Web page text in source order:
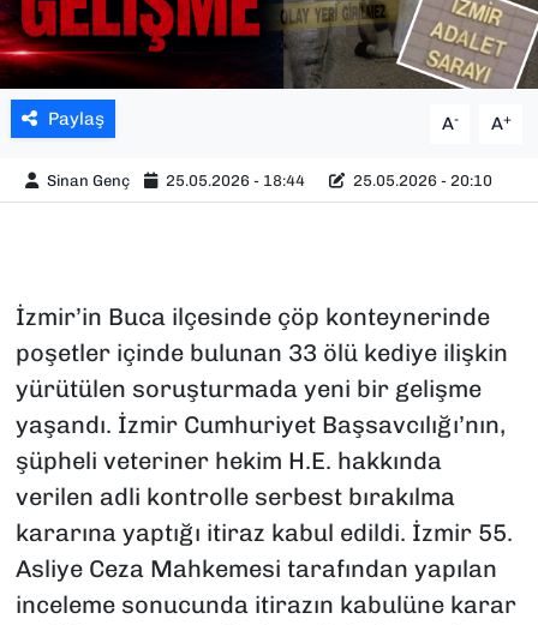
Paylaş A- A+
Sinan Genç 25.05.2026 - 18:44 25.05.2026 - 20:10
İzmir’in Buca ilçesinde çöp konteynerinde
poşetler içinde bulunan 33 ölü kediye ilişkin
yürütülen soruşturmada yeni bir gelişme
yaşandı. İzmir Cumhuriyet Başsavcılığı’nın,
şüpheli veteriner hekim H.E. hakkında
verilen adli kontrolle serbest bırakılma
kararına yaptığı itiraz kabul edildi. İzmir 55.
Asliye Ceza Mahkemesi tarafından yapılan
inceleme sonucunda itirazın kabulüne karar